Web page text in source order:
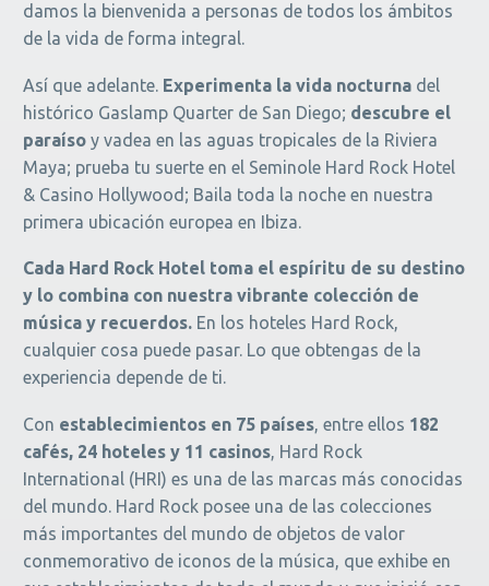
damos la bienvenida a personas de todos los ámbitos
de la vida de forma integral.
Así que adelante. Experimenta la vida nocturna del
histórico Gaslamp Quarter de San Diego; descubre el
paraíso y vadea en las aguas tropicales de la Riviera
Maya; prueba tu suerte en el Seminole Hard Rock Hotel
& Casino Hollywood; Baila toda la noche en nuestra
primera ubicación europea en Ibiza.
Cada Hard Rock Hotel toma el espíritu de su destino
y lo combina con nuestra vibrante colección de
música y recuerdos. En los hoteles Hard Rock,
cualquier cosa puede pasar. Lo que obtengas de la
experiencia depende de ti.
Con establecimientos en 75 países, entre ellos 182
cafés, 24 hoteles y 11 casinos, Hard Rock
International (HRI) es una de las marcas más conocidas
del mundo. Hard Rock posee una de las colecciones
más importantes del mundo de objetos de valor
conmemorativo de iconos de la música, que exhibe en